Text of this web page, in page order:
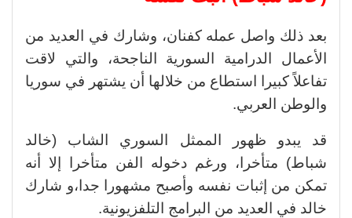
بعد ذلك واصل عمله كفنان، وشارك في العديد من
الأعمال الدرامية السورية الناجحة، والتي لاقت
تفاعلاً كبيرا استطاع من خلالها أن يشتهر في سوريا
والوطن العربي.
قد يبدو ظهور الممثل السوري الشاب (خالد
شباط) متأخرا، ورغم دخوله الفن متأخرا إلا أنه
تمكن من إثبات نفسه وأصبح مشهورا جدا،و شارك
خالد في العديد من البرامج التلفزيونية.